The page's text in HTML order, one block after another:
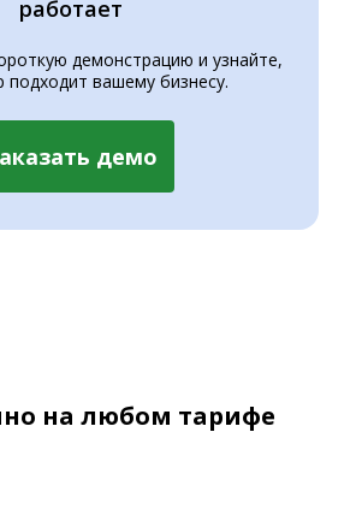
работает
демонстрацию и узнайте,
подходит вашему бизнесу.
демо
на любом тарифе